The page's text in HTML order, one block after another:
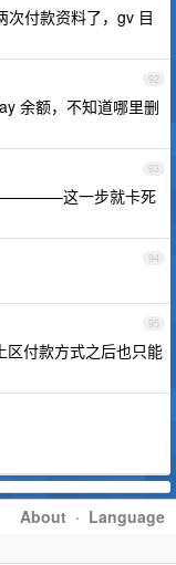
次付款资料了，gv 目
92
余额，不知道哪里删
93
这一步就卡死
94
95
区付款方式之后也只能
About · Language